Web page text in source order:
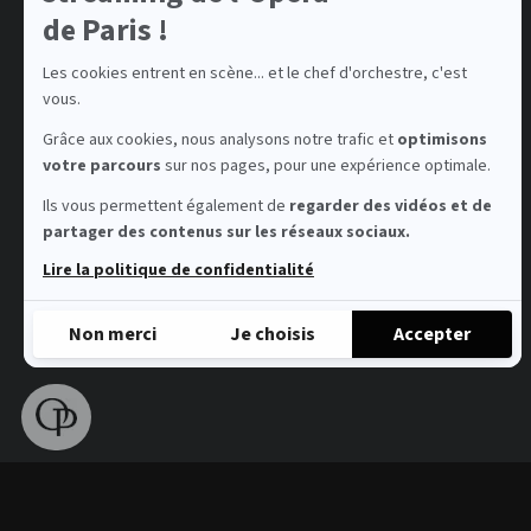
de Paris !
Les cookies entrent en scène... et le chef d'orchestre, c'est
vous.
Grâce aux cookies, nous analysons notre trafic et optimisons
votre parcours sur nos pages, pour une expérience optimale.
Ils vous permettent également de regarder des vidéos et de
partager des contenus sur les réseaux sociaux.
Lire la politique de confidentialité
Non merci Je choisis Accepter
Axeptio consent
Plateforme de Gestion du Consentement : Personnalisez
Notre plateforme vous permet d'adapter et de gérer vos